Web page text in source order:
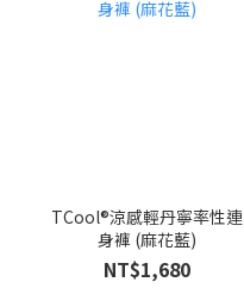
TCool®涼感輕丹寧率性連
身褲 (麻花藍)
NT$1,680